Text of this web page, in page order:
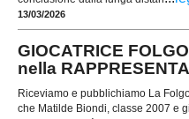
13/03/2026
GIOCATRICE
nella
Riceviamo e pubblichiamo La
che Matilde Biondi, classe 2007 e